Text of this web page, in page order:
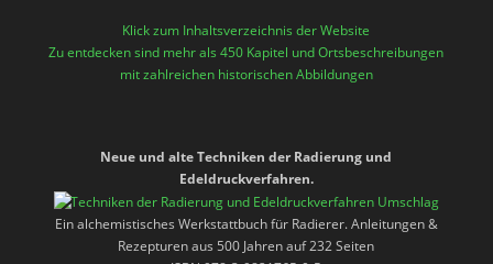
Klick zum Inhaltsverzeichnis der Website
Zu entdecken sind mehr als 450 Kapitel und Ortsbeschreibungen
mit zahlreichen historischen Abbildungen
Neue und alte Techniken der Radierung und
Edeldruckverfahren.
Ein alchemistisches Werkstattbuch für Radierer. Anleitungen &
Rezepturen aus 500 Jahren auf 232 Seiten